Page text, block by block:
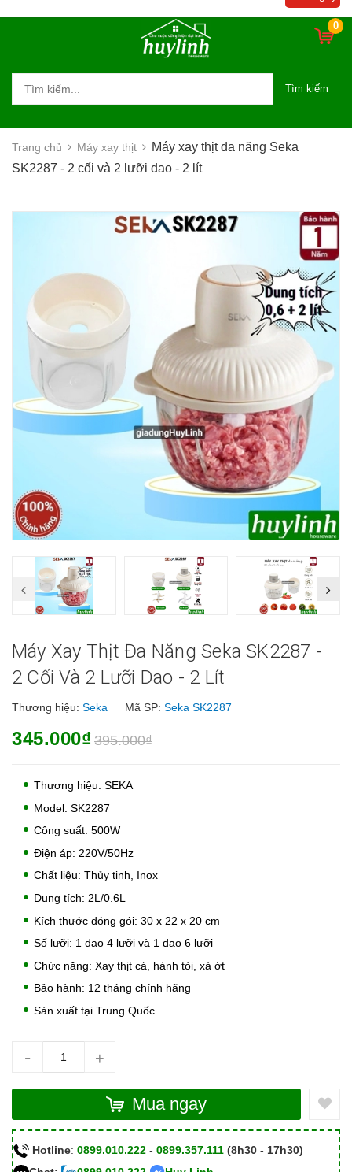
0
Tìm kiếm
Trang chủ Máy xay thịt
Máy xay thịt đa năng Seka
SK2287 - 2 cối và 2 lưỡi dao - 2 lít
Máy Xay Thịt Đa Năng Seka SK2287 -
2 Cối Và 2 Lưỡi Dao - 2 Lít
Thương hiệu: Seka Mã SP: Seka SK2287
345.000₫ 395.000₫
Thương hiệu: SEKA
Model: SK2287
Công suất: 500W
Điện áp: 220V/50Hz
Chất liệu: Thủy tinh, Inox
Dung tích: 2L/0.6L
Kích thước đóng gói: 30 x 22 x 20 cm
Số lưỡi: 1 dao 4 lưỡi và 1 dao 6 lưỡi
Chức năng: Xay thịt cá, hành tỏi, xả ớt
Bảo hành: 12 tháng chính hãng
Sản xuất tại Trung Quốc
- +
Mua ngay
Hotline: 0899.010.222 - 0899.357.111 (8h30 - 17h30)